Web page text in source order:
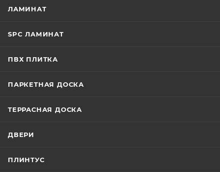
ЛАМИНАТ
SPC ЛАМИНАТ
ПВХ ПЛИТКА
ПАРКЕТНАЯ ДОСКА
ТЕРРАСНАЯ ДОСКА
ДВЕРИ
ПЛИНТУС